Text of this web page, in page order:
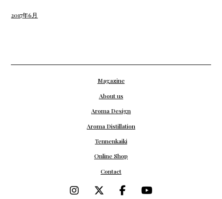
2017年6月
Magazine
About us
Aroma Design
Aroma Distillation
Tennenkaiki
Online Shop
Contact